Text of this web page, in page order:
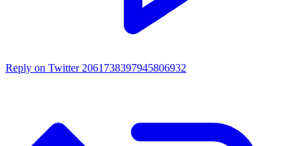
Reply on Twitter 2061738397945806932